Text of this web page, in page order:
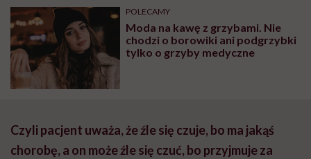
POLECAMY
Moda na kawę z grzybami. Nie
chodzi o borowiki ani podgrzybki
tylko o grzyby medyczne
Czyli pacjent uważa, że źle się czuje, bo ma jakąś
chorobę, a on może źle się czuć, bo przyjmuje za